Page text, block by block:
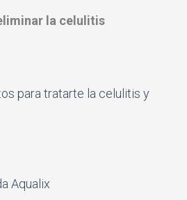
la celulitis
para tratarte la celulitis y
Aqualix